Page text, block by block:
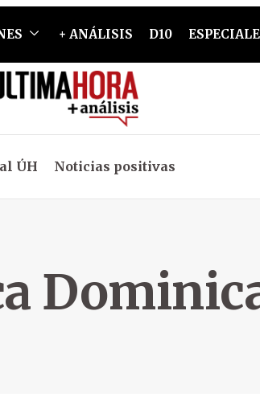
+ ANÁLISIS D10
ÚH Noticias positivas